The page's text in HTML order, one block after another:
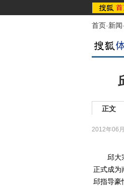
首页-新闻-
正文
2012年06
邱大宗
正式成为
邱指导豪